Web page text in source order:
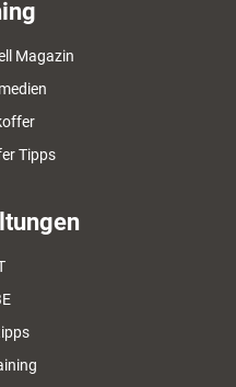
Magazin
Tipps